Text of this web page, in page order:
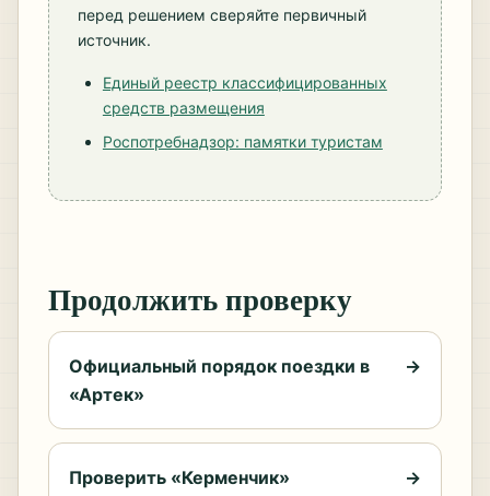
перед решением сверяйте первичный
источник.
Единый реестр классифицированных
средств размещения
Роспотребнадзор: памятки туристам
Продолжить проверку
Официальный порядок поездки в
«Артек»
→
Проверить «Керменчик» →